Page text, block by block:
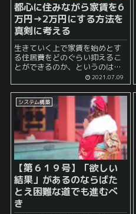
都心に住みながら家賃を6
万円→2万円にする方法を
真剣に考える
生きていく上で家賃を始めとす
る住居費をどのぐらい抑えるこ
とができるのか、というのは深
まで様々な試行錯誤を繰り返し
てきましたが、賃貸物件の場合
ですと、都心に近ければ近いほ
どどうしても家賃はどんどん上
がって...
2021.07.09
システム構築
【第６１９号】「欲しい
結果」があるのならばた
とえ困難な道でも進むべ
き